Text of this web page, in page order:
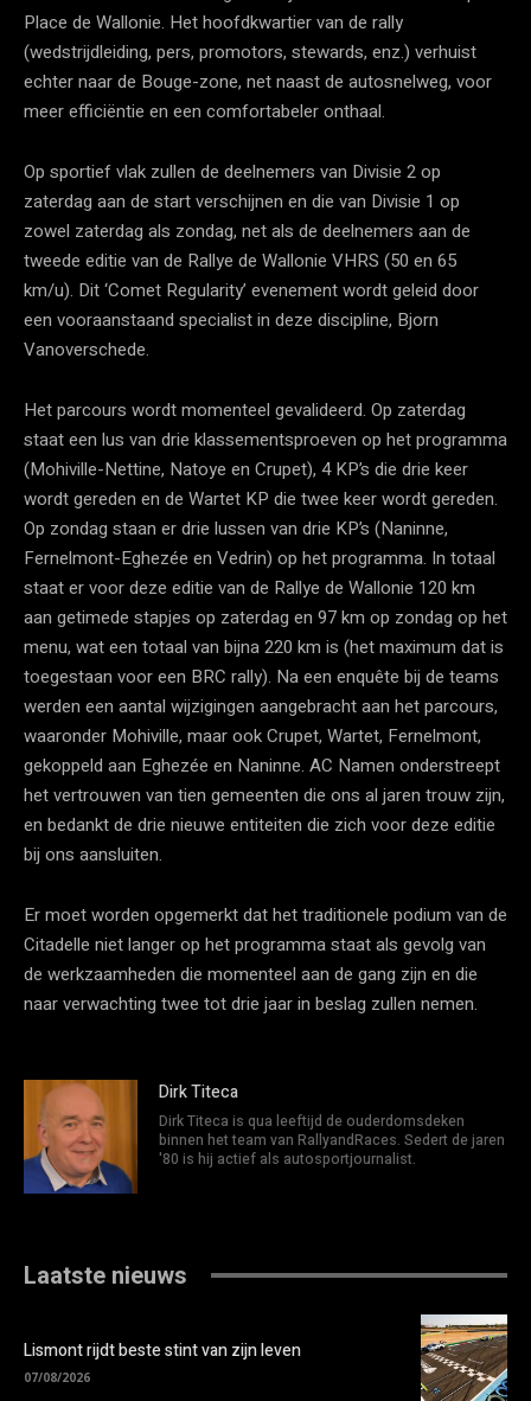
Place de Wallonie. Het hoofdkwartier van de rally
(wedstrijdleiding, pers, promotors, stewards, enz.) verhuist
echter naar de Bouge-zone, net naast de autosnelweg, voor
meer efficiëntie en een comfortabeler onthaal.
Op sportief vlak zullen de deelnemers van Divisie 2 op
zaterdag aan de start verschijnen en die van Divisie 1 op
zowel zaterdag als zondag, net als de deelnemers aan de
tweede editie van de Rallye de Wallonie VHRS (50 en 65
km/u). Dit ‘Comet Regularity’ evenement wordt geleid door
een vooraanstaand specialist in deze discipline, Bjorn
Vanoverschede.
Het parcours wordt momenteel gevalideerd. Op zaterdag
staat een lus van drie klassementsproeven op het programma
(Mohiville-Nettine, Natoye en Crupet), 4 KP’s die drie keer
wordt gereden en de Wartet KP die twee keer wordt gereden.
Op zondag staan er drie lussen van drie KP’s (Naninne,
Fernelmont-Eghezée en Vedrin) op het programma. In totaal
staat er voor deze editie van de Rallye de Wallonie 120 km
aan getimede stapjes op zaterdag en 97 km op zondag op het
menu, wat een totaal van bijna 220 km is (het maximum dat is
toegestaan voor een BRC rally). Na een enquête bij de teams
werden een aantal wijzigingen aangebracht aan het parcours,
waaronder Mohiville, maar ook Crupet, Wartet, Fernelmont,
gekoppeld aan Eghezée en Naninne. AC Namen onderstreept
het vertrouwen van tien gemeenten die ons al jaren trouw zijn,
en bedankt de drie nieuwe entiteiten die zich voor deze editie
bij ons aansluiten.
Er moet worden opgemerkt dat het traditionele podium van de
Citadelle niet langer op het programma staat als gevolg van
de werkzaamheden die momenteel aan de gang zijn en die
naar verwachting twee tot drie jaar in beslag zullen nemen.
Dirk Titeca
Dirk Titeca is qua leeftijd de ouderdomsdeken
binnen het team van RallyandRaces. Sedert de jaren
'80 is hij actief als autosportjournalist.
Laatste nieuws
Lismont rijdt beste stint van zijn leven
07/08/2026